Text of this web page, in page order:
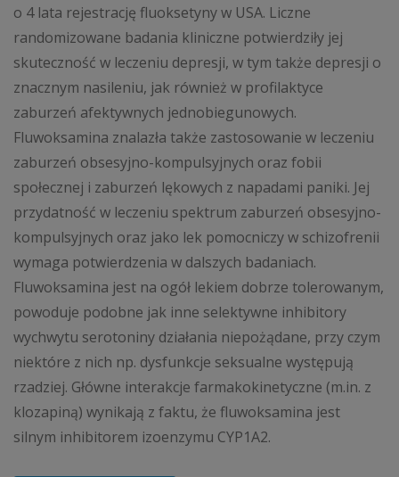
o 4 lata rejestrację fluoksetyny w USA. Liczne
randomizowane badania kliniczne potwierdziły jej
skuteczność w leczeniu depresji, w tym także depresji o
znacznym nasileniu, jak również w profilaktyce
zaburzeń afektywnych jednobiegunowych.
Fluwoksamina znalazła także zastosowanie w leczeniu
zaburzeń obsesyjno-kompulsyjnych oraz fobii
społecznej i zaburzeń lękowych z napadami paniki. Jej
przydatność w leczeniu spektrum zaburzeń obsesyjno-
kompulsyjnych oraz jako lek pomocniczy w schizofrenii
wymaga potwierdzenia w dalszych badaniach.
Fluwoksamina jest na ogół lekiem dobrze tolerowanym,
powoduje podobne jak inne selektywne inhibitory
wychwytu serotoniny działania niepożądane, przy czym
niektóre z nich np. dysfunkcje seksualne występują
rzadziej. Główne interakcje farmakokinetyczne (m.in. z
klozapiną) wynikają z faktu, że fluwoksamina jest
silnym inhibitorem izoenzymu CYP1A2.